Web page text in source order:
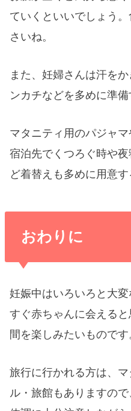
ていくといいでしょう
さいね。
また、妊婦さんは汗を
ンカチなどを多めに準備
マタニティ用のパジャマ
宿泊先でくつろぐ時や
ど着替えも多めに用意す
おわりに
妊娠中はいろいろと大
すぐ赤ちゃんに会える
間を楽しみたいものです
旅行に行かれる方は、
ル・旅館もありますの